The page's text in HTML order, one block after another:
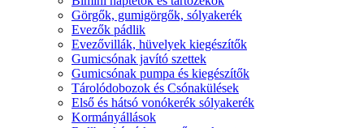
Görgők, gumigörgők, sólyakerék
Evezők pádlik
Evezővillák, hüvelyek kiegészítők
Gumicsónak javító szettek
Gumicsónak pumpa és kiegészítők
Tárolódobozok és Csónakülések
Első és hátsó vonókerék sólyakerék
Kormányállások